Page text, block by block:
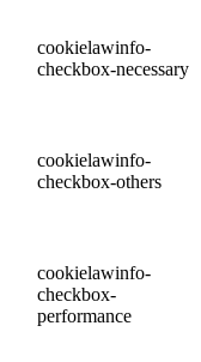
cookielawinfo-
checkbox-necessary
cookielawinfo-
checkbox-others
cookielawinfo-
checkbox-
performance